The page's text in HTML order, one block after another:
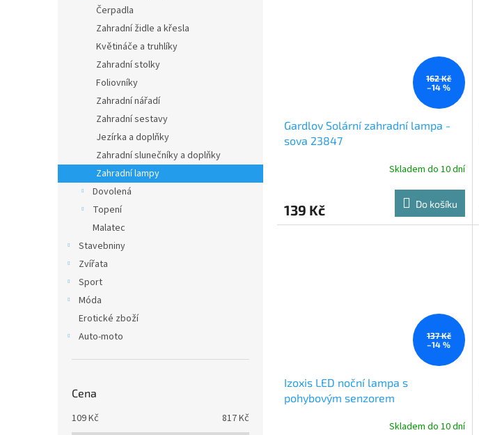
Čerpadla
Zahradní židle a křesla
Květináče a truhlíky
Zahradní stolky
Foliovníky
Zahradní nářadí
Zahradní sestavy
Jezírka a doplňky
Zahradní slunečníky a doplňky
Zahradní lampy
Dovolená
Topení
Malatec
Stavebniny
Zvířata
Sport
Móda
Erotické zboží
Auto-moto
Cena
109Kč 817Kč
162 Kč
–14 %
Gardlov Solární zahradní lampa -
sova 23847
Skladem do 10 dní
139 Kč Do košíku
137 Kč
–14 %
Izoxis LED noční lampa s
pohybovým senzorem
Skladem do 10 dní